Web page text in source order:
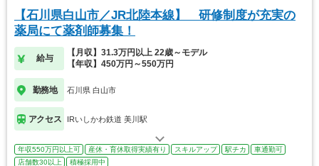
【石川県白山市／JR北陸本線】 研修制度が充実の
薬局にて薬剤師募集！
給与
【月収】31.3万円以上 22歳～モデル
【年収】450万円～550万円
勤務地 石川県 白山市
アクセス IRいしかわ鉄道 美川駅
年収550万円以上可 産休・育休取得実績有り スキルアップ 駅チカ
車通勤可
店舗数30以上
積極採用中